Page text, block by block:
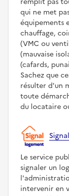
qui ne met
équipements
chauffage,
(VMC ou
(mauvaise
(cafards,
Sachez que
résulter d'un
toute
du locataire
Le service
signaler un
intervenir en